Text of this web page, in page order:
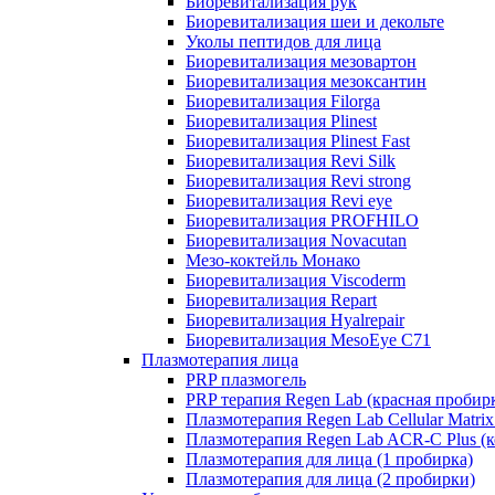
Биоревитализация шеи и декольте
Уколы пептидов для лица
Биоревитализация мезовартон
Биоревитализация мезоксантин
Биоревитализация Filorga
Биоревитализация Plinest
Биоревитализация Plinest Fast
Биоревитализация Revi Silk
Биоревитализация Revi strong
Биоревитализация Revi eye
Биоревитализация PROFHILO
Биоревитализация Novacutan
Мезо-коктейль Монако
Биоревитализация Viscoderm
Биоревитализация Repart
Биоревитализация Hyalrepair
Биоревитализация MesoEye C71
Плазмотерапия лица
PRP плазмогель
PRP терапия Regen Lab (красная
Плазмотерапия Regen Lab Cellular
Плазмотерапия Regen Lab ACR-C Plus
Плазмотерапия для лица (1 пробирка)
Плазмотерапия для лица (2 пробирки)